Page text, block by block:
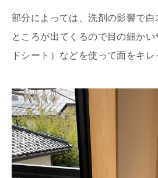
部分によっては、洗剤の影響で白
ところが出てくるので目の細か
ドシート）などを使って面をキレ